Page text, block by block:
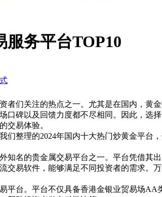
服务平台TOP10
者们关注的热点之一。尤其是在国内，黄
口碑以及回馈力度都不尽相同。因此，
交易体验。
们整理的2024年国内十大热门炒黄金平台，
知名的贵金属交易平台之一。平台凭借其
交易软件，能够满足不同投资者的需求。
平台。平台不仅具备香港金银业贸易场AA